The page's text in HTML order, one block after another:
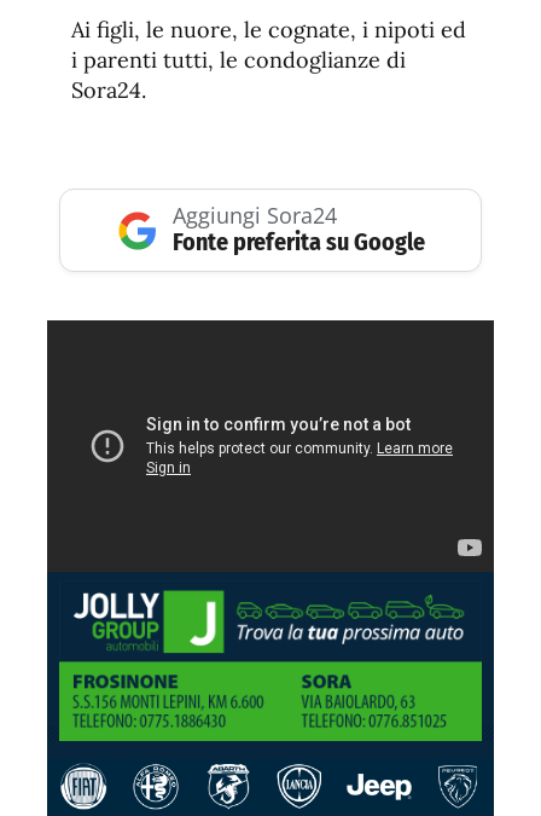
Ai figli, le nuore, le cognate, i nipoti ed
i parenti tutti, le condoglianze di
Sora24.
Aggiungi Sora24
Fonte preferita su Google